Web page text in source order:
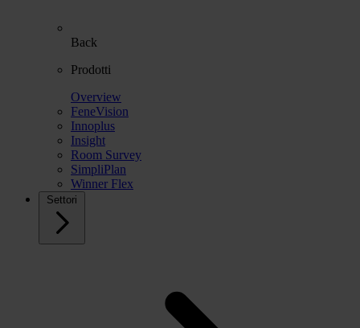
Back
Prodotti
Overview
FeneVision
Innoplus
Insight
Room Survey
SimpliPlan
Winner Flex
Settori